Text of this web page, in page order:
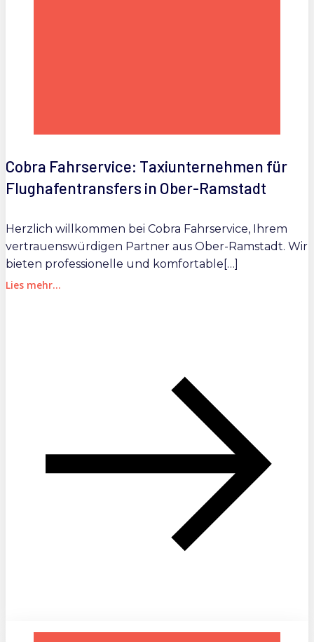
Cobra Fahrservice: Taxiunternehmen für
Flughafentransfers in Ober-Ramstadt
Herzlich willkommen bei Cobra Fahrservice, Ihrem
vertrauenswürdigen Partner aus Ober-Ramstadt. Wir
bieten professionelle und komfortable[…]
Lies mehr...